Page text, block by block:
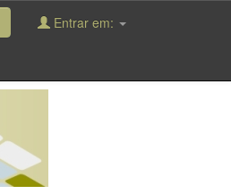
Entrar em: